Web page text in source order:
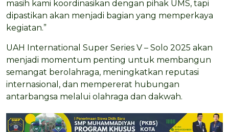
masih kami koordinasikan dengan pihak UMS, tapi
dipastikan akan menjadi bagian yang memperkaya
kegiatan.”
UAH International Super Series V – Solo 2025 akan
menjadi momentum penting untuk membangun
semangat berolahraga, meningkatkan reputasi
internasional, dan mempererat hubungan
antarbangsa melalui olahraga dan dakwah.